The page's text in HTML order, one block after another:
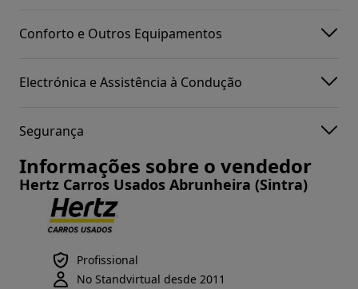
Conforto e Outros Equipamentos
Electrónica e Assistência à Condução
Segurança
Informações sobre o vendedor
Hertz Carros Usados Abrunheira (Sintra)
Profissional
No Standvirtual desde 2011